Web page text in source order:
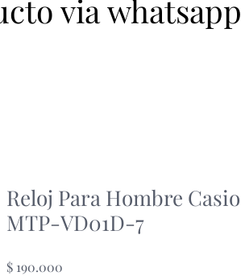
via whatsapp
Reloj Para Hombre Casio
MTP-VD01D-7
$ 190.000